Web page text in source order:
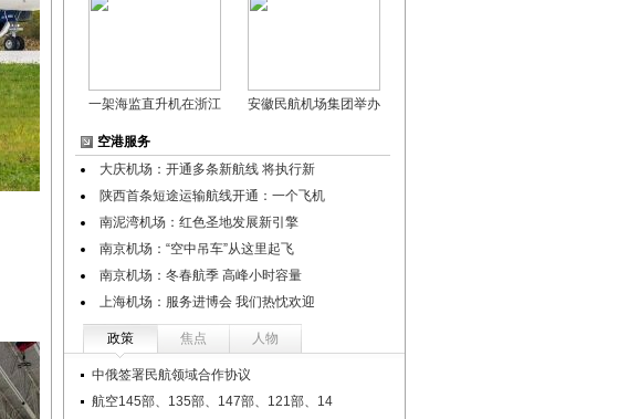
一架海监直升机在浙江 安徽民航机场集团举办
空港服务
大庆机场：开通多条新航线 将执行新
陕西首条短途运输航线开通：一个飞机
南泥湾机场：红色圣地发展新引擎
南京机场：“空中吊车”从这里起飞
南京机场：冬春航季 高峰小时容量
上海机场：服务进博会 我们热忱欢迎
政策 焦点 人物
中俄签署民航领域合作协议
航空145部、135部、147部、121部、14